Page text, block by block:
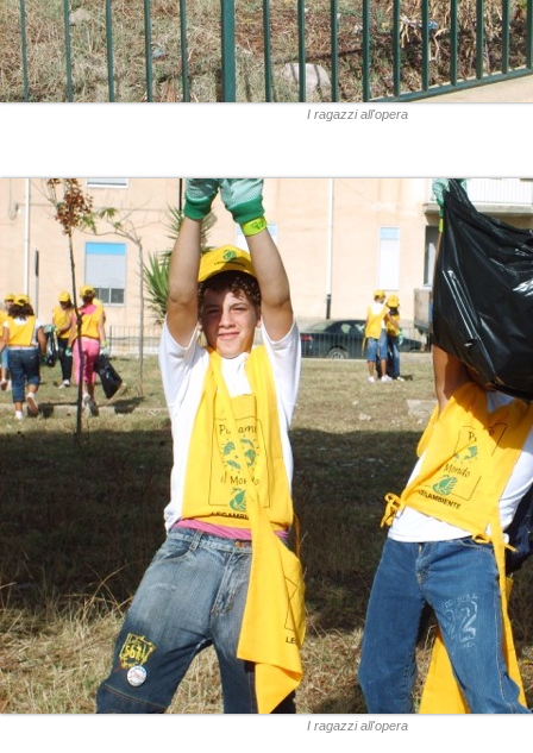
I ragazzi all'opera
I ragazzi all'opera